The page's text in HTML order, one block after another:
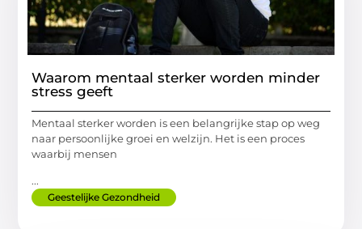
Waarom mentaal sterker worden minder
stress geeft
Mentaal sterker worden is een belangrijke stap op weg
naar persoonlijke groei en welzijn. Het is een proces
waarbij mensen
...
Geestelijke Gezondheid